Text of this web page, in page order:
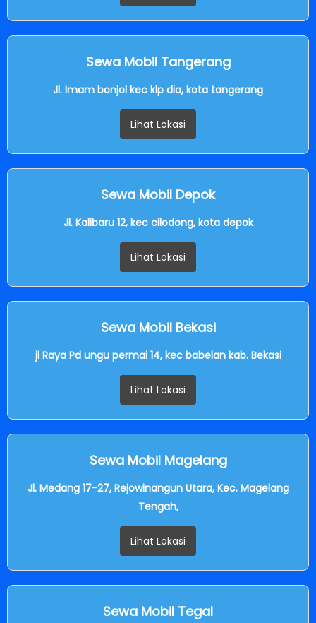
Sewa Mobil Tangerang
Jl. Imam bonjol kec klp dia, kota tangerang
Lihat Lokasi
Sewa Mobil Depok
Jl. Kalibaru 12, kec cilodong, kota depok
Lihat Lokasi
Sewa Mobil Bekasi
jl Raya Pd ungu permai 14, kec babelan kab. Bekasi
Lihat Lokasi
Sewa Mobil Magelang
Jl. Medang 17-27, Rejowinangun Utara, Kec. Magelang
Tengah,
Lihat Lokasi
Sewa Mobil Tegal